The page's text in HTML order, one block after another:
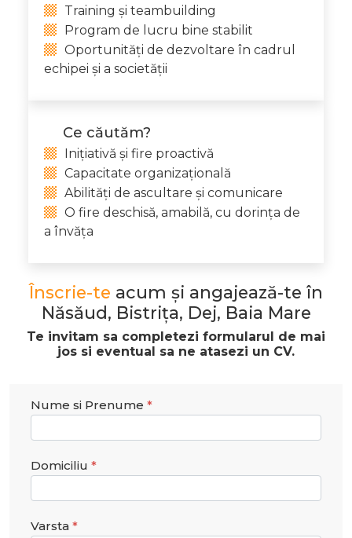
Training și teambuilding
Program de lucru bine stabilit
Oportunități de dezvoltare în cadrul
echipei și a societății
Ce căutăm?
Inițiativă și fire proactivă
Capacitate organizațională
Abilități de ascultare și comunicare
O fire deschisă, amabilă, cu dorința de
a învăța
Înscrie-te acum și angajează-te în
Năsăud, Bistrița, Dej, Baia Mare
Te invitam sa completezi formularul de mai
jos si eventual sa ne atasezi un CV.
Nume si Prenume
Domiciliu
Varsta